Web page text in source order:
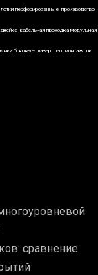
лотки перфорированные производство
кабельная проходка модульная
боковые лазер лэп монтаж пк
сравнение